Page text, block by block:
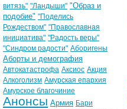
витязь" "Ландыши" "Образ и
подобие" "Поделись
Рождеством" "Православная
инициатива" "Радость веры"
"Синдром радости" Аборигены
Аборты и демография
Автокатастрофа Аксиос Акция
Алкоголизм Амурская епархия
Амурское благочиние
Анонсы Армия Бари